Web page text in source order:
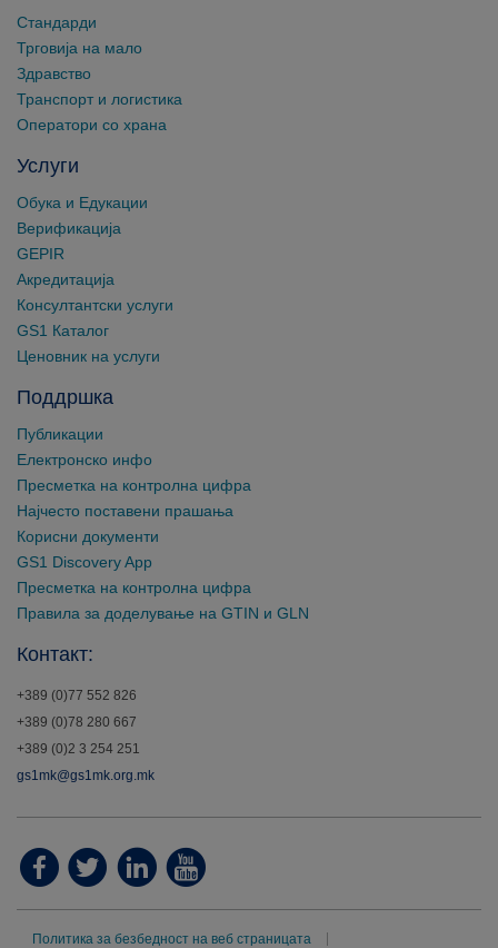
Стандарди
Трговија на мало
Здравство
Транспорт и логистика
Оператори со храна
Услуги
Обука и Едукации
Верификација
GEPIR
Акредитација
Консултантски услуги
GS1 Каталог
Ценовник на услуги
Поддршка
Публикации
Електронско инфо
Пресметка на контролна цифра
Најчесто поставени прашања
Корисни документи
GS1 Discovery App
Пресметка на контролна цифра
Правила за доделување на GTIN и GLN
Контакт:
+389 (0)77 552 826
+389 (0)78 280 667
+389 (0)2 3 254 251
gs1mk@gs1mk.org.mk
Политика за безбедност на веб страницата